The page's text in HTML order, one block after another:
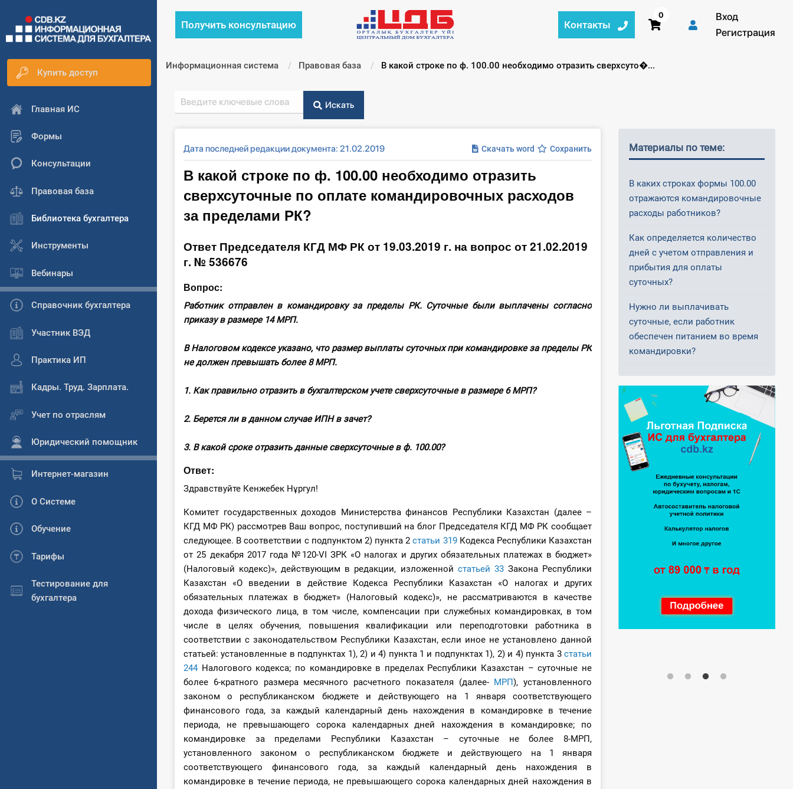
Купить доступ
Главная ИС
Формы
Консультации
Правовая база
Библиотека бухгалтера
Инструменты
Вебинары
Справочник бухгалтера
Участник ВЭД
Практика ИП
Кадры. Труд. Зарплата.
Учет по отраслям
Юридический помощник
Интернет-магазин
О Системе
Обучение
Тарифы
Тестирование для
бухгалтера
Получить консультацию Контакты
0
Вход
Регистрация
Информационная система Правовая база Текущий:
В какой строке по ф. 100.00 необходимо отразить сверхсуто�...
Искать
Дата последней редакции документа: 21.02.2019 Скачать word Сохранить
В какой строке по ф. 100.00 необходимо отразить
сверхсуточные по оплате командировочных расходов
за пределами РК?
Ответ Председателя КГД МФ РК от 19.03.2019 г. на вопрос от 21.02.2019
г. № 536676
Вопрос:
Работник отправлен в командировку за пределы РК. Суточные были выплачены согласно
приказу в размере 14 МРП.
В Налоговом кодексе указано, что размер выплаты суточных при командировке за пределы РК
не должен превышать более 8 МРП.
1. Как правильно отразить в бухгалтерском учете сверхсуточные в размере 6 МРП?
2. Берется ли в данном случае ИПН в зачет?
3. В какой сроке отразить данные сверхсуточные в ф. 100.00?
Ответ:
Здравствуйте Кенжебек Нұргул!
Комитет государственных доходов Министерства финансов Республики Казахстан (далее –
КГД МФ РК) рассмотрев Ваш вопрос, поступивший на блог Председателя КГД МФ РК сообщает
следующее. В соответствии с подпунктом 2) пункта 2статьи 319Кодекса Республики Казахстан
от 25 декабря 2017 года №120-VI ЗРК «О налогах и других обязательных платежах в бюджет»
(Налоговый кодекс)», действующим в редакции, изложенной статьей 33Закона Республики
Казахстан «О введении в действие Кодекса Республики Казахстан «О налогах и других
обязательных платежах в бюджет» (Налоговый кодекс)», не рассматриваются в качестве
дохода физического лица, в том числе, компенсации при служебных командировках, в том
числе в целях обучения, повышения квалификации или переподготовки работника в
соответствии с законодательством Республики Казахстан, если иное не установлено данной
статьей: установленные в подпунктах 1), 2) и 4) пункта 1 и подпунктах 1), 2) и 4) пункта 3 статьи
244 Налогового кодекса; по командировке в пределах Республики Казахстан – суточные не
более 6-кратного размера месячного расчетного показателя (далее- МРП), установленного
законом о республиканском бюджете и действующего на 1 января соответствующего
финансового года, за каждый календарный день нахождения в командировке в течение
периода, не превышающего сорока календарных дней нахождения в командировке; по
командировке за пределами Республики Казахстан – суточные не более 8-МРП,
установленного законом о республиканском бюджете и действующего на 1 января
соответствующего финансового года, за каждый календарный день нахождения в
командировке в течение периода, не превышающего сорока календарных дней нахождения в
Материалы по теме:
В каких строках формы 100.00
отражаются командировочные
расходы работников?
Как определяется количество
дней с учетом отправления и
прибытия для оплаты
суточных?
Нужно ли выплачивать
суточные, если работник
обеспечен питанием во время
командировки?